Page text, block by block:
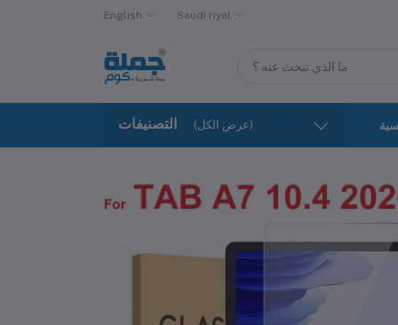
English Saudi riyal
التصنيفات (عرض الكل)